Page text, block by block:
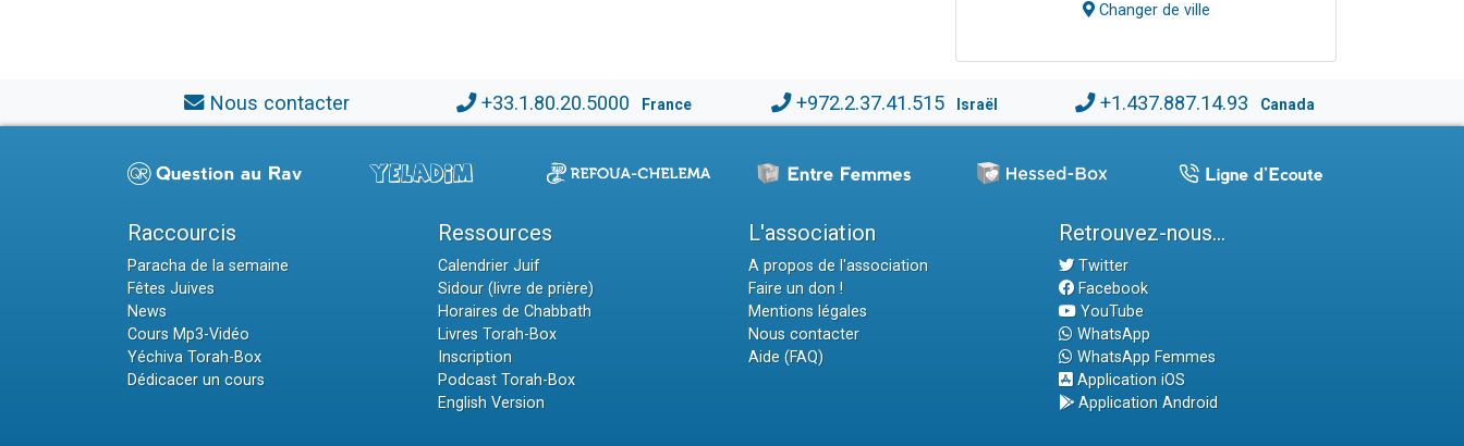
Changer de ville
Nous contacter +33.1.80.20.5000 France +972.2.37.41.515 Israël +1.437.887.14.93 Canada
Raccourcis
Paracha de la semaine
Fêtes Juives
News
Cours Mp3-Vidéo
Yéchiva Torah-Box
Dédicacer un cours
Ressources
Calendrier Juif
Sidour (livre de prière)
Horaires de Chabbath
Livres Torah-Box
Inscription
Podcast Torah-Box
English Version
L'association
A propos de l'association
Faire un don !
Mentions légales
Nous contacter
Aide (FAQ)
Retrouvez-nous...
Twitter
Facebook
YouTube
WhatsApp
WhatsApp Femmes
Application iOS
Application Android